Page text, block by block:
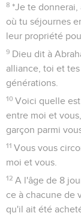
8 *Je te donnerai,
où tu séjournes
leur propriété
9 Dieu dit à
alliance, toi et
générations.
10 Voici quelle
entre moi et
garçon parmi
11 Vous vous
moi et vous.
12 A l'âge de 8
ce à chacune de
qu'il ait été